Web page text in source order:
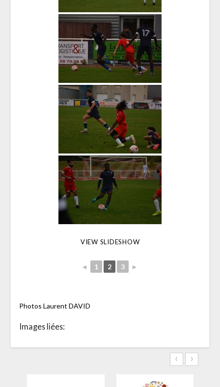
VIEW SLIDESHOW
◄ 1 2 3 ►
Photos Laurent DAVID
Images liées:
‹ ›